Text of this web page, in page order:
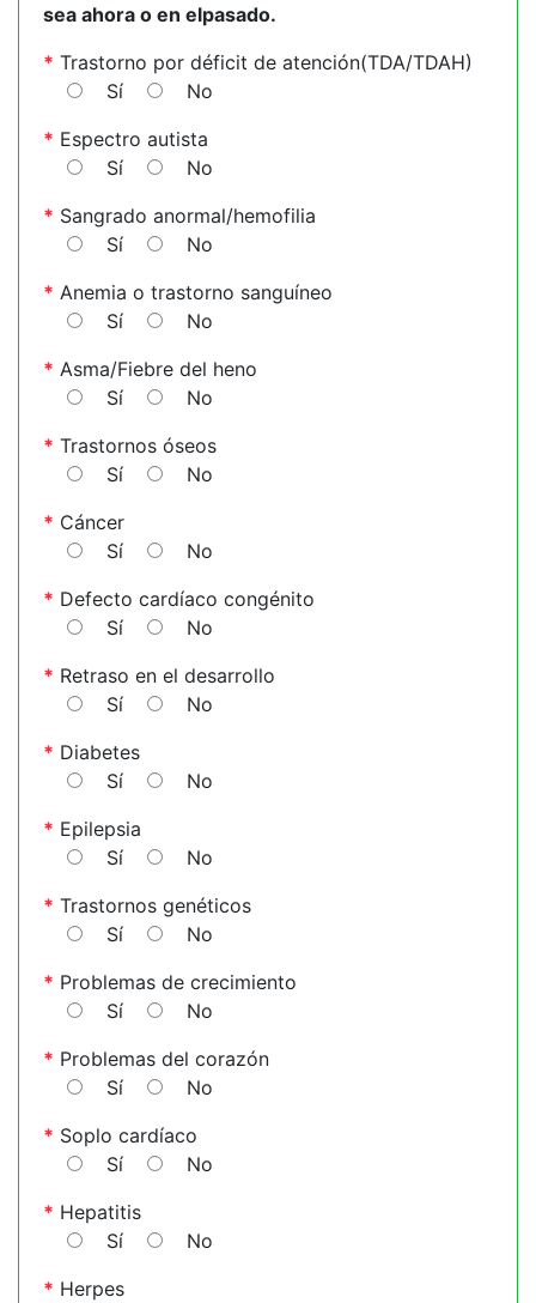
sea ahora o en elpasado.
* Trastorno por déficit de atención(TDA/TDAH)
Sí
No
* Espectro autista
Sí
No
* Sangrado anormal/hemofilia
Sí
No
* Anemia o trastorno sanguíneo
Sí
No
* Asma/Fiebre del heno
Sí
No
* Trastornos óseos
Sí
No
* Cáncer
Sí
No
* Defecto cardíaco congénito
Sí
No
* Retraso en el desarrollo
Sí
No
* Diabetes
Sí
No
* Epilepsia
Sí
No
* Trastornos genéticos
Sí
No
* Problemas de crecimiento
Sí
No
* Problemas del corazón
Sí
No
* Soplo cardíaco
Sí
No
* Hepatitis
Sí
No
* Herpes